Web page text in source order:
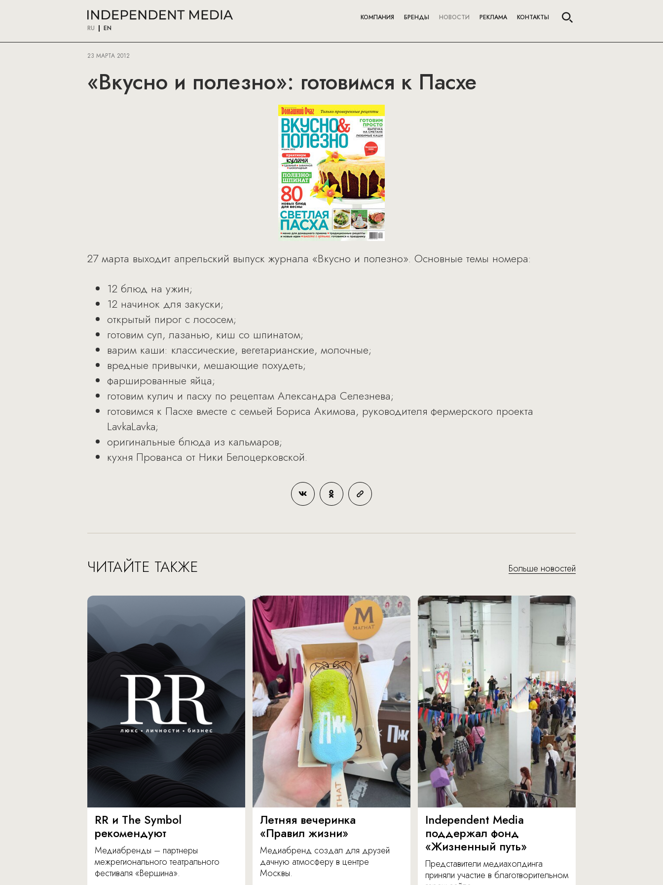
RU EN
КОМПАНИЯ БРЕНДЫ НОВОСТИ РЕКЛАМА КОНТАКТЫ
23 МАРТА 2012
«Вкусно и полезно»: готовимся к Пасхе
27 марта выходит апрельский выпуск журнала «Вкусно и полезно». Основные темы номера:
12 блюд на ужин;
12 начинок для закуски;
открытый пирог с лососем;
готовим суп, лазанью, киш со шпинатом;
варим каши: классические, вегетарианские, молочные;
вредные привычки, мешающие похудеть;
фаршированные яйца;
готовим кулич и пасху по рецептам Александра Селезнева;
готовимся к Пасхе вместе с семьей Бориса Акимова, руководителя фермерского проекта
LavkaLavka;
оригинальные блюда из кальмаров;
кухня Прованса от Ники Белоцерковской.
ЧИТАЙТЕ ТАКЖЕ Больше новостей
RR и The Symbol
рекомендуют
Медиабренды – партнеры
межрегионального театрального
фестиваля «Вершина».
Летняя вечеринка
«Правил жизни»
Медиабренд создал для друзей
дачную атмосферу в центре
Москвы.
Independent Media
поддержал фонд
«Жизненный путь»
Представители медиахолдинга
приняли участие в благотворительном